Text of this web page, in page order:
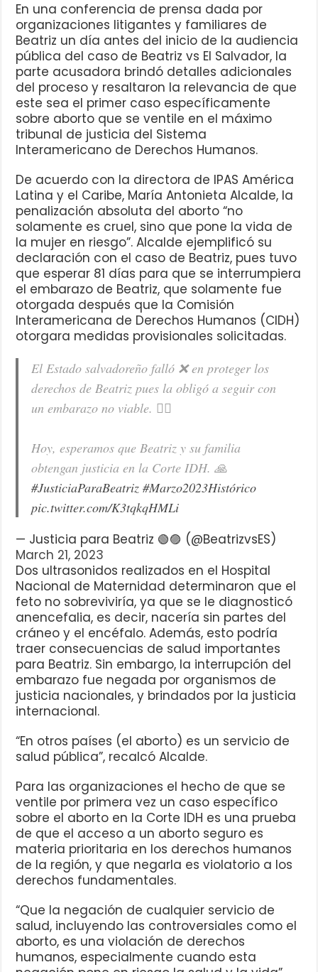
En una conferencia de prensa dada por
organizaciones litigantes y familiares de
Beatriz un día antes del inicio de la audiencia
pública del caso de Beatriz vs El Salvador, la
parte acusadora brindó detalles adicionales
del proceso y resaltaron la relevancia de que
este sea el primer caso específicamente
sobre aborto que se ventile en el máximo
tribunal de justicia del Sistema
Interamericano de Derechos Humanos.
De acuerdo con la directora de IPAS América
Latina y el Caribe, María Antonieta Alcalde, la
penalización absoluta del aborto “no
solamente es cruel, sino que pone la vida de
la mujer en riesgo”. Alcalde ejemplificó su
declaración con el caso de Beatriz, pues tuvo
que esperar 81 días para que se interrumpiera
el embarazo de Beatriz, que solamente fue
otorgada después que la Comisión
Interamericana de Derechos Humanos (CIDH)
otorgara medidas provisionales solicitadas.
El Estado salvadoreño falló ❌ en proteger los
derechos de Beatriz pues la obligó a seguir con
un embarazo no viable. ✊🏽
Hoy, esperamos que Beatriz y su familia
obtengan justicia en la Corte IDH. 🙏
#JusticiaParaBeatriz #Marzo2023Histórico
pic.twitter.com/K3tqkqHMLi
— Justicia para Beatriz 🟢🟣 (@BeatrizvsES)
March 21, 2023
Dos ultrasonidos realizados en el Hospital
Nacional de Maternidad determinaron que el
feto no sobreviviría, ya que se le diagnosticó
anencefalia, es decir, nacería sin partes del
cráneo y el encéfalo. Además, esto podría
traer consecuencias de salud importantes
para Beatriz. Sin embargo, la interrupción del
embarazo fue negada por organismos de
justicia nacionales, y brindados por la justicia
internacional.
“En otros países (el aborto) es un servicio de
salud pública”, recalcó Alcalde.
Para las organizaciones el hecho de que se
ventile por primera vez un caso específico
sobre el aborto en la Corte IDH es una prueba
de que el acceso a un aborto seguro es
materia prioritaria en los derechos humanos
de la región, y que negarla es violatorio a los
derechos fundamentales.
“Que la negación de cualquier servicio de
salud, incluyendo las controversiales como el
aborto, es una violación de derechos
humanos, especialmente cuando esta